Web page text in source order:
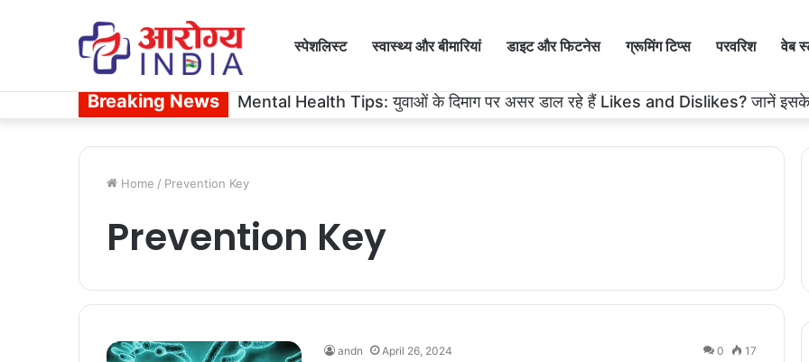
स्पेशलिस्ट स्वास्थ्य और बीमारियां डाइट और फिटनेस ग्रूमिंग टिप्स परवरिश वेब
Breaking News Healthy Eating: सिर्फ लौकी ही नहीं, उसके बीज भी हैं काम के! फायदे मिलेंगे कमाल के!
Home / Prevention Key
Prevention Key
andn April 26, 2024 0 17